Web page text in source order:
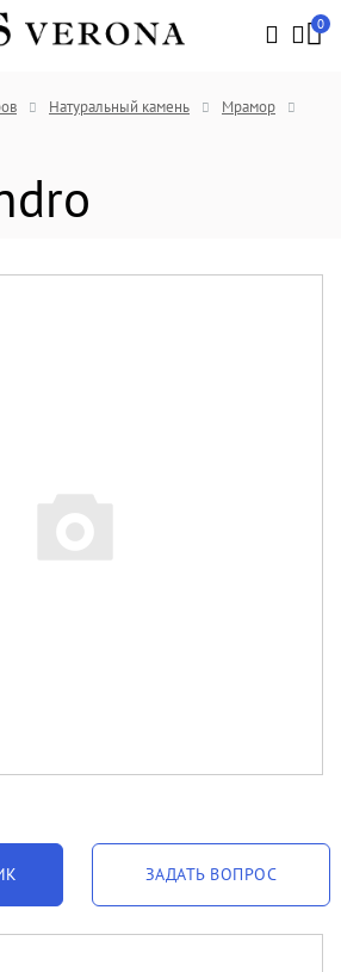
0
Натуральный камень
Мрамор
ЗАДАТЬ ВОПРОС